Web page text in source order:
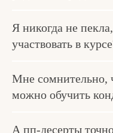
Я никогда не
участвовать в
Мне сомнительно,
можно обучить
А пп-десерты